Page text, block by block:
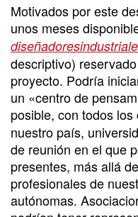
Motivados por este
unos meses
descriptivo)
proyecto. Podría
un «centro de
posible, con todos los
nuestro país,
de reunión en el que
presentes, más allá
profesionales de
autónomas.